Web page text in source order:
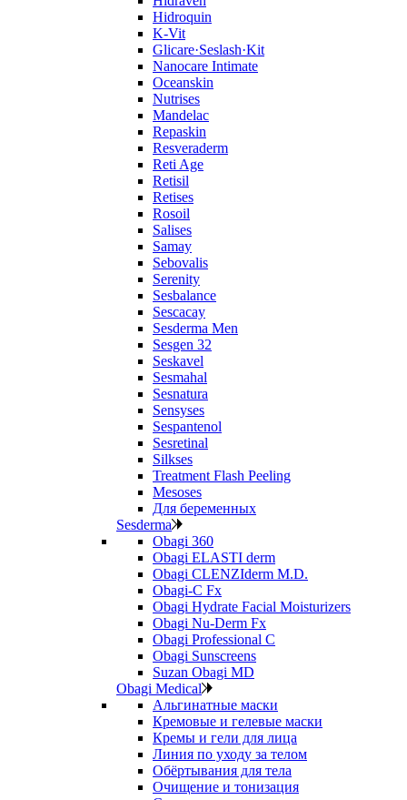
Hidroquin
K-Vit
Glicare·Seslash·Kit
Nanocare Intimate
Oceanskin
Nutrises
Mandelac
Repaskin
Resveraderm
Reti Age
Retisil
Retises
Rosoil
Salises
Samay
Sebovalis
Serenity
Sesbalance
Sescacay
Sesderma Men
Sesgen 32
Seskavel
Sesmahal
Sesnatura
Sensyses
Sespantenol
Sesretinal
Silkses
Treatment Flash Peeling
Mesoses
Для беременных
Sesderma
Obagi 360
Obagi ELASTI derm
Obagi CLENZIderm M.D.
Obagi-C Fx
Obagi Hydrate Facial Moisturizers
Obagi Nu-Derm Fx
Obagi Professional C
Obagi Sunscreens
Suzan Obagi MD
Obagi Medical
Альгинатные маски
Кремовые и гелевые маски
Кремы и гели для лица
Линия по уходу за телом
Обёртывания для тела
Очищение и тонизация